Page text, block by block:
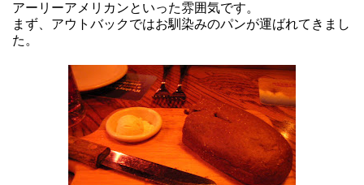
アーリーアメリカンといった雰囲気です。
まず、アウトバックではお馴染みのパンが運ばれてきまし
た。